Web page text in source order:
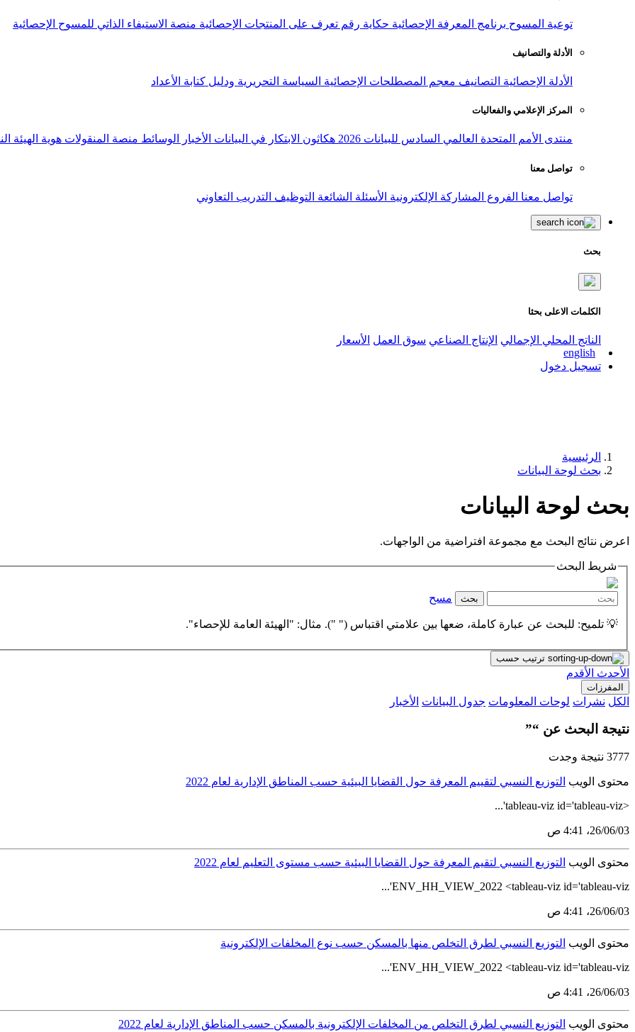
توعية المسوح برنامج المعرفة الإحصائية حكاية رقم تعرف على المنتجات الإحصائية منصة الاستيفاء الذاتي للمسوح الإحصائية
الأدلة والتصانيف
الأدلة الإحصائية التصانيف معجم المصطلحات الإحصائية السياسة التحريرية ودليل كتابة الأعداد
المركز الإعلامي والفعاليات
منتدى الأمم المتحدة العالمي السادس للبيانات 2026 هكاثون الابتكار في البيانات الأخبار الوسائط منصة المنقولات هوية الهيئة
تواصل معنا
تواصل معنا الفروع المشاركة الإلكترونية الأسئلة الشائعة التوظيف التدريب التعاوني
بحث
الكلمات الاعلى بحثا
الناتج المحلي الإجمالي الإنتاج الصناعي سوق العمل الأسعار
english
تسجيل دخول
الرئيسية
بحث لوحة البيانات
بحث لوحة البيانات
اعرض نتائج البحث مع مجموعة افتراضية من الواجهات.
شريط البحث
بحث مسح
💡 تلميح: للبحث عن عبارة كاملة، ضعها بين علامتي اقتباس (" "). مثال: "الهيئة العامة للإحصاء".
ترتيب حسب
الأحدث الأقدم
المفرزات
الكل نشرات لوحات المعلومات جدول البيانات الأخبار
نتيجة البحث عن “”
3777 نتيجة وجدت
محتوى الويب التوزيع النسبي لتقييم المعرفة حول القضايا البيئية حسب المناطق الإدارية لعام 2022
<tableau-viz id='tableau-viz'...
03‏/06‏/26، 4:41 ص
محتوى الويب التوزيع النسبي لتقيم المعرفة حول القضايا البيئية حسب مستوى التعليم لعام 2022
ENV_HH_VIEW_2022 <tableau-viz id='tableau-viz'...
03‏/06‏/26، 4:41 ص
محتوى الويب التوزيع النسبي لطرق التخلص منها بالمسكن حسب نوع المخلفات الإلكترونية
ENV_HH_VIEW_2022 <tableau-viz id='tableau-viz'...
03‏/06‏/26، 4:41 ص
محتوى الويب التوزيع النسبي لطرق التخلص من المخلفات الإلكترونية بالمسكن حسب المناطق الإدارية لعام 2022